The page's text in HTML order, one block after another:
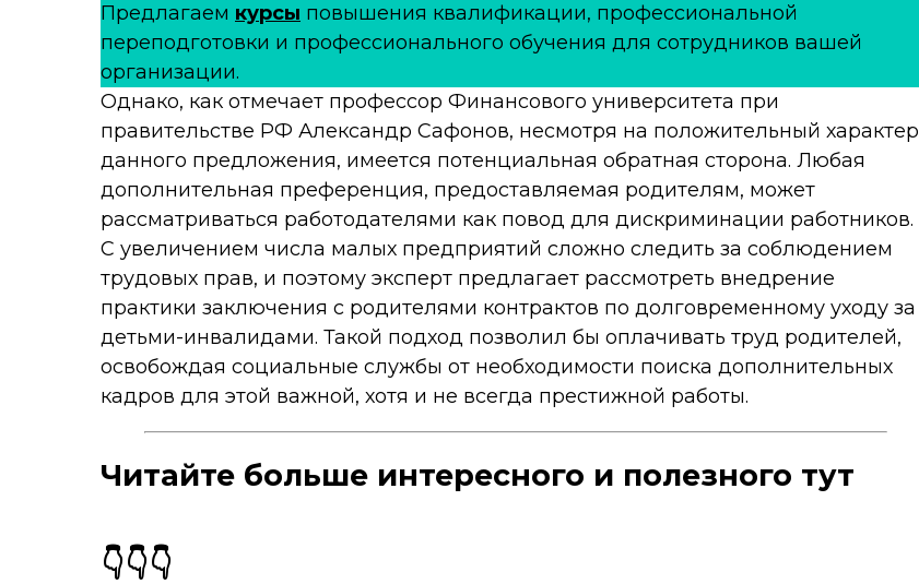
Предлагаем курсы повышения квалификации, профессиональной
переподготовки и профессионального обучения для сотрудников вашей
организации.
Однако, как отмечает профессор Финансового университета при
правительстве РФ Александр Сафонов, несмотря на положительный характер
данного предложения, имеется потенциальная обратная сторона. Любая
дополнительная преференция, предоставляемая родителям, может
рассматриваться работодателями как повод для дискриминации работников.
С увеличением числа малых предприятий сложно следить за соблюдением
трудовых прав, и поэтому эксперт предлагает рассмотреть внедрение
практики заключения с родителями контрактов по долговременному уходу за
детьми-инвалидами. Такой подход позволил бы оплачивать труд родителей,
освобождая социальные службы от необходимости поиска дополнительных
кадров для этой важной, хотя и не всегда престижной работы.
Читайте больше интересного и полезного тут
👇👇👇